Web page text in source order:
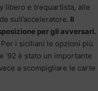
libero e trequartista, alle
sull’acceleratore. Il
per gli avversari.
i siciliani le opzioni più
’92 è stato un importante
a scompigliare le carte